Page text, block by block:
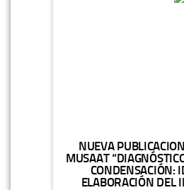
NUEVA
MUSAAT
CONDENSACIÓN:
ELABORACIÓN DEL